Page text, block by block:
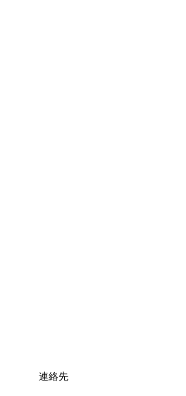
連絡先